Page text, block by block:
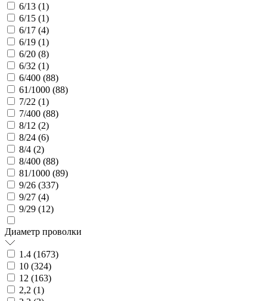
6/13 (1)
6/15 (1)
6/17 (4)
6/19 (1)
6/20 (8)
6/32 (1)
6/400 (88)
61/1000 (88)
7/22 (1)
7/400 (88)
8/12 (2)
8/24 (6)
8/4 (2)
8/400 (88)
81/1000 (89)
9/26 (337)
9/27 (4)
9/29 (12)
Диаметр проволки
1.4 (1673)
10 (324)
12 (163)
2,2 (1)